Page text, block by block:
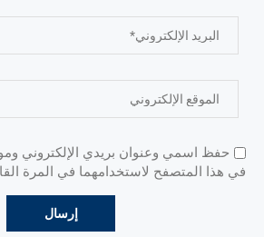
حفظ اسمي وعنوان بريدي الإلكتروني
في هذا المتصفح لاستخدامهما في المرة